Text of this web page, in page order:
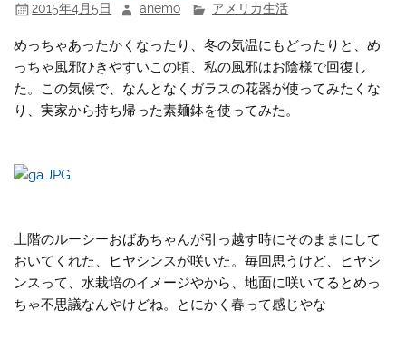
2015年4月5日 anemo アメリカ生活
めっちゃあったかくなったり、冬の気温にもどったりと、め
っちゃ風邪ひきやすいこの頃、私の風邪はお陰様で回復し
た。この気候で、なんとなくガラスの花器が使ってみたくな
り、実家から持ち帰った素麺鉢を使ってみた。
上階のルーシーおばあちゃんが引っ越す時にそのままにして
おいてくれた、ヒヤシンスが咲いた。毎回思うけど、ヒヤシ
ンスって、水栽培のイメージやから、地面に咲いてるとめっ
ちゃ不思議なんやけどね。とにかく春って感じやな